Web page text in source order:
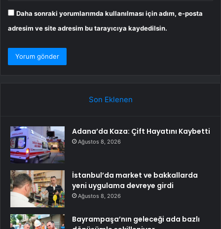
Daha sonraki yorumlarımda kullanılması için adım, e-posta
adresim ve site adresim bu tarayıcıya kaydedilsin.
Son Eklenen
Adana’da Kaza: Çift Hayatını Kaybetti
Ağustos 8, 2026
İstanbul’da market ve bakkallarda
yeni uygulama devreye girdi
Ağustos 8, 2026
Bayrampaşa’nın geleceği ada bazlı